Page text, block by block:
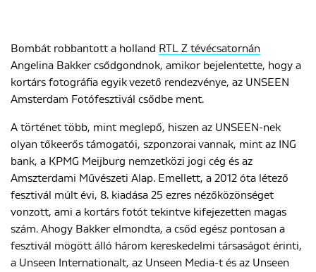
Blog
Rólunk
ENGLISH
Bombát robbantott a holland RTL Z tévécsatornán
Angelina Bakker csődgondnok, amikor bejelentette, hogy a
kortárs fotográfia egyik vezető rendezvénye, az UNSEEN
Amsterdam Fotófesztivál csődbe ment.
A történet több, mint meglepő, hiszen az UNSEEN-nek
olyan tőkeerős támogatói, szponzorai vannak, mint az ING
bank, a KPMG Meijburg nemzetközi jogi cég és az
Amszterdami Művészeti Alap. Emellett, a 2012 óta létező
fesztivál múlt évi, 8. kiadása 25 ezres nézőközönséget
vonzott, ami a kortárs fotót tekintve kifejezetten magas
szám. Ahogy Bakker elmondta, a csőd egész pontosan a
fesztivál mögött álló három kereskedelmi társaságot érinti,
a Unseen Internationalt, az Unseen Media-t és az Unseen